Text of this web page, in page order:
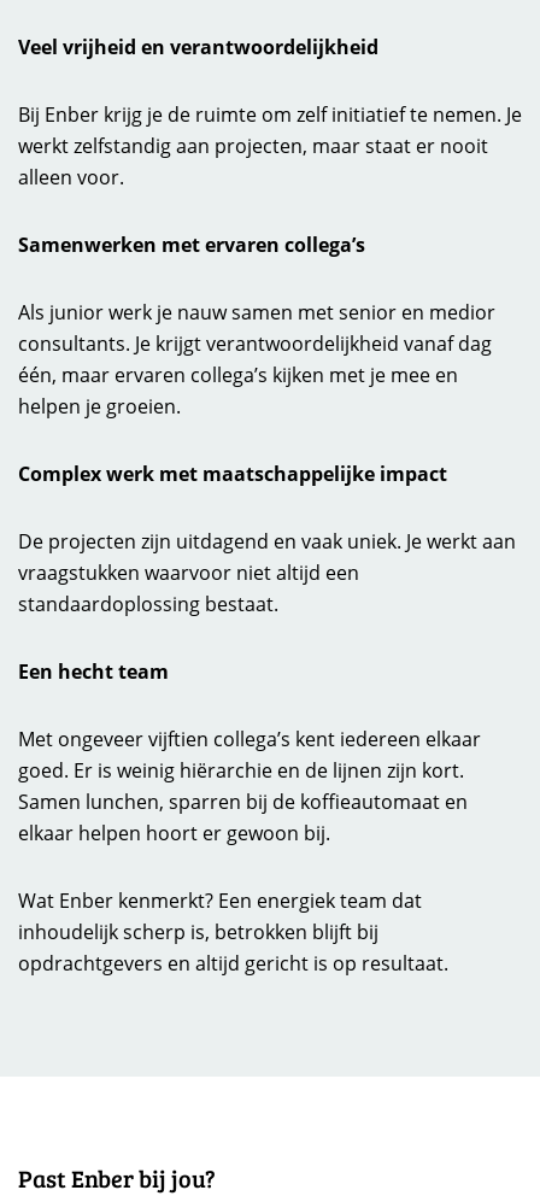
Veel vrijheid en verantwoordelijkheid
Bij Enber krijg je de ruimte om zelf initiatief te nemen. Je
werkt zelfstandig aan projecten, maar staat er nooit
alleen voor.
Samenwerken met ervaren collega’s
Als junior werk je nauw samen met senior en medior
consultants. Je krijgt verantwoordelijkheid vanaf dag
één, maar ervaren collega’s kijken met je mee en
helpen je groeien.
Complex werk met maatschappelijke impact
De projecten zijn uitdagend en vaak uniek. Je werkt aan
vraagstukken waarvoor niet altijd een
standaardoplossing bestaat.
Een hecht team
Met ongeveer vijftien collega’s kent iedereen elkaar
goed. Er is weinig hiërarchie en de lijnen zijn kort.
Samen lunchen, sparren bij de koffieautomaat en
elkaar helpen hoort er gewoon bij.
Wat Enber kenmerkt? Een energiek team dat
inhoudelijk scherp is, betrokken blijft bij
opdrachtgevers en altijd gericht is op resultaat.
Past Enber bij jou?